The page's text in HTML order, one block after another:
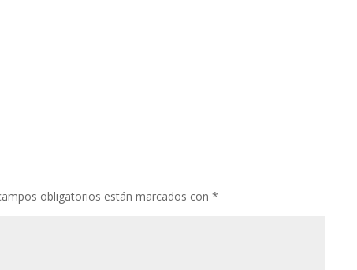
obligatorios están marcados con*